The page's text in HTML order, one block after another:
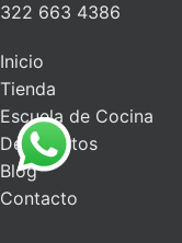
322 663 4386
Inicio
Tienda
Escuela de Cocina
Descuentos
Blog
Contacto